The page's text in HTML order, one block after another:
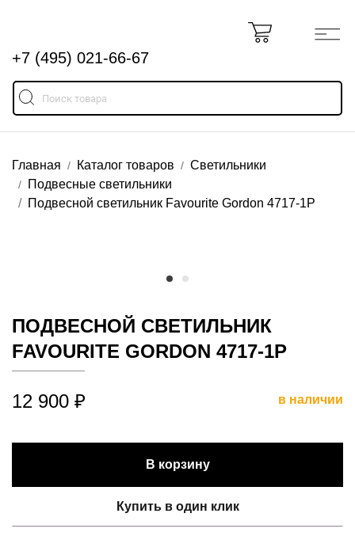
+7 (495) 021-66-67
Главная Каталог товаров
Светильники
Подвесные светильники
Подвесной светильник Favourite Gordon 4717-1P
ПОДВЕСНОЙ СВЕТИЛЬНИК
FAVOURITE GORDON 4717-1P
12 900 ₽ в наличии
В корзину
Купить в один клик